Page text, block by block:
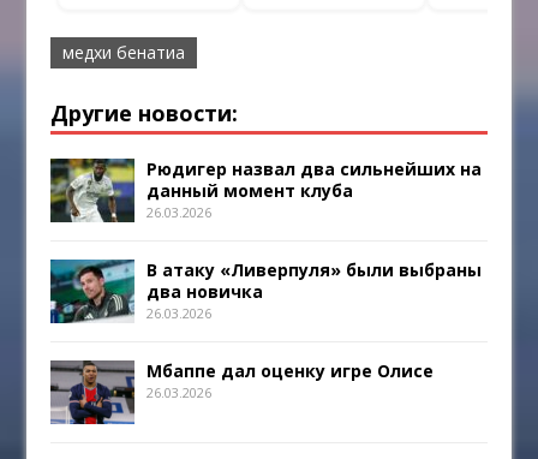
медхи бенатиа
Другие новости:
Рюдигер назвал два сильнейших на
данный момент клуба
26.03.2026
В атаку «Ливерпуля» были выбраны
два новичка
26.03.2026
Мбаппе дал оценку игре Олисе
26.03.2026